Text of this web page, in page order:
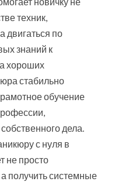
техник,
двигаться по
знаний к
хороших
стабильно
обучение
дела.
с нуля в
не просто
получить системные